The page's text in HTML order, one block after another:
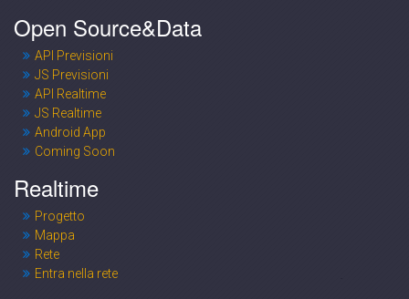
Open Source&Data
API Previsioni
JS Previsioni
API Realtime
JS Realtime
Android App
Coming Soon
Realtime
Progetto
Mappa
Rete
Entra nella rete